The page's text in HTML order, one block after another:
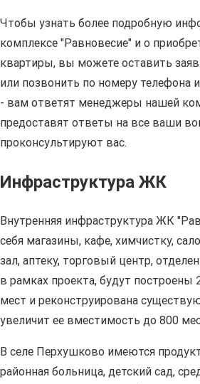
Чтобы узнать более подробную
комплексе "Равновесие" и о
квартиры, вы можете оставить
или позвонить по номеру телефона
- вам ответят менеджеры нашей
предоставят ответы на все ваши
проконсультируют вас.
Инфраструктура ЖК
Внутренняя инфраструктура ЖК
себя магазины, кафе, химчистку,
зал, аптеку, торговый центр,
в рамках проекта, будут построены
мест и реконструирована
увеличит ее вместимость до 800
В селе Перхушково имеются
районная больница, детский сад,